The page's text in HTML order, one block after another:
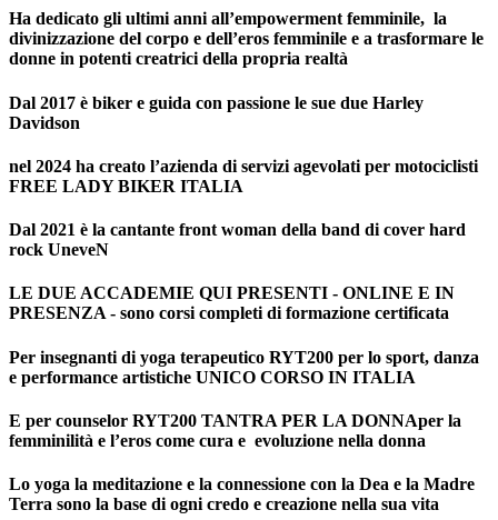
Ha dedicato gli ultimi anni all’empowerment femminile, la
divinizzazione del corpo e dell’eros femminile e a trasformare le
donne in potenti creatrici della propria realtà
Dal 2017 è biker e guida con passione le sue due Harley
Davidson
nel 2024 ha creato l’azienda di servizi agevolati per motociclisti
FREE LADY BIKER ITALIA
Dal 2021 è la cantante front woman della band di cover hard
rock UneveN
LE DUE ACCADEMIE QUI PRESENTI - ONLINE E IN
PRESENZA - sono corsi completi di formazione certificata
Per insegnanti di yoga terapeutico RYT200 per lo sport, danza
e performance artistiche UNICO CORSO IN ITALIA
E per counselor RYT200 TANTRA PER LA DONNAper la
femminilità e l’eros come cura e evoluzione nella donna
Lo yoga la meditazione e la connessione con la Dea e la Madre
Terra sono la base di ogni credo e creazione nella sua vita